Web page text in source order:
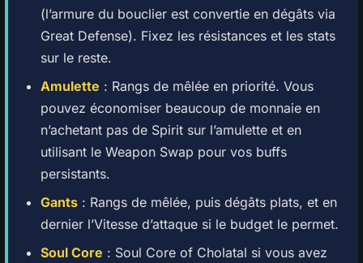
(l’armure du bouclier est convertie en dégâts via
Great Defense). Fixez les résistances et les stats
sur le reste.
Amulette : Rangs de mêlée en priorité. Vous
pouvez économiser beaucoup de monnaie en
n’achetant pas de Spirit sur l’amulette et en
utilisant le Weapon Swap pour vos buffs
persistants.
Gants : Rangs de mêlée, puis dégâts plats, et en
dernier l’Vitesse d’attaque si le budget le permet.
Soul Core : Soul Core of Cholatal si vous avez